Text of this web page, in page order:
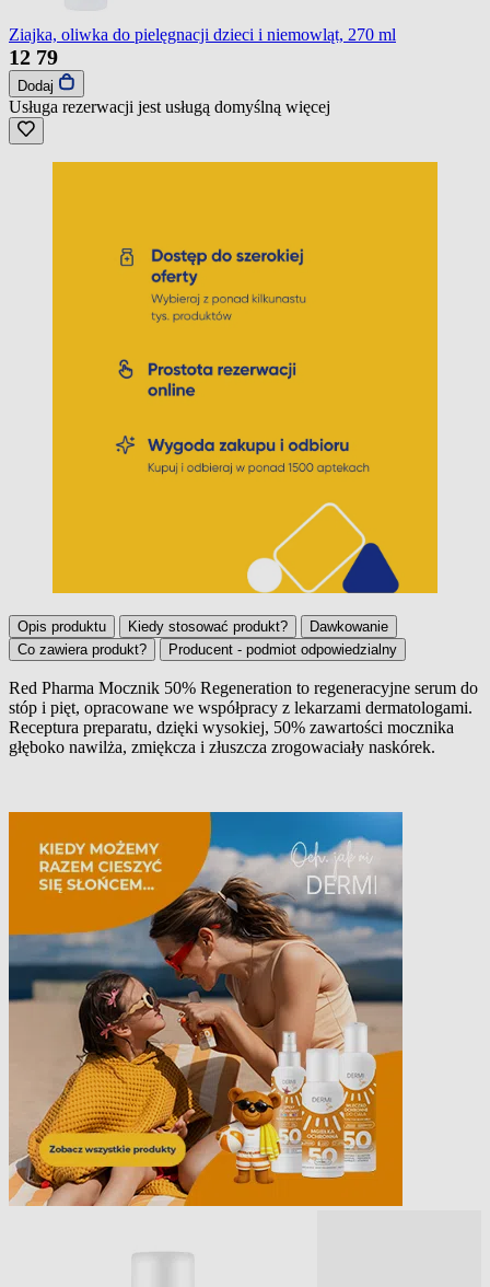
Ziajka, oliwka do pielęgnacji dzieci i niemowląt, 270 ml
12 79
Dodaj
Usługa rezerwacji jest usługą domyślną więcej
Opis produktu Kiedy stosować produkt?
Dawkowanie
Co zawiera produkt?
Producent - podmiot odpowiedzialny
Opis produktu
Red Pharma Mocznik 50% Regeneration to regeneracyjne serum do
stóp i pięt, opracowane we współpracy z lekarzami dermatologami.
Receptura preparatu, dzięki wysokiej, 50% zawartości mocznika
głęboko nawilża, zmiękcza i złuszcza zrogowaciały naskórek.